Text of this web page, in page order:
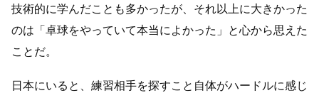
技術的に学んだことも多かったが、それ以上に大きかった
のは「卓球をやっていて本当によかった」と心から思えた
ことだ。
日本にいると、練習相手を探すこと自体がハードルに感じ